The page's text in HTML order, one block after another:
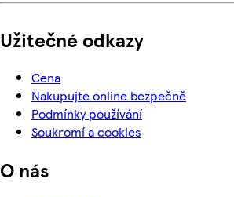
Užitečné odkazy
Cena
Nakupujte online bezpečně
Podmínky používání
Soukromí a cookies
O nás